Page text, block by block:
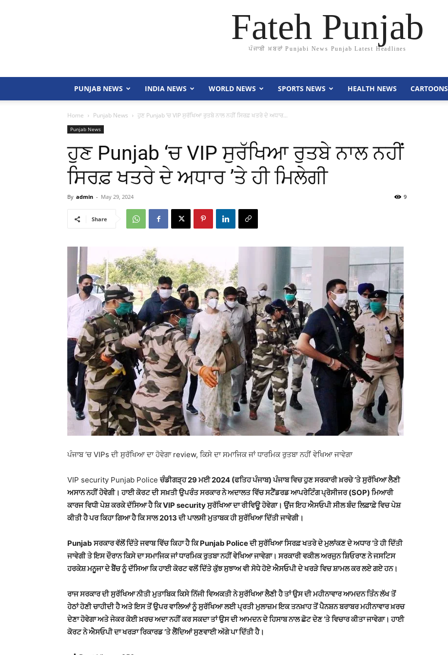
Fateh Punjab
ਪੰਜਾਬੀ ਖ਼ਬਰਾਂ Punjabi News Punjab Latest Headlines
PUNJAB NEWS INDIA NEWS WORLD NEWS SPORTS NEWS HEALTH NEWS CARTOONS
Home Punjab News ਹੁਣ Punjab ‘ਚ VIP ਸੁਰੱਖਿਆ ਰੁਤਬੇ ਨਾਲ ਨਹੀਂ ਸਿਰਫ਼ ਖਤਰੇ ਦੇ ਅਧਾਰ...
Punjab News
ਹੁਣ Punjab ‘ਚ VIP ਸੁਰੱਖਿਆ ਰੁਤਬੇ ਨਾਲ ਨਹੀਂ
ਸਿਰਫ਼ ਖਤਰੇ ਦੇ ਅਧਾਰ ’ਤੇ ਹੀ ਮਿਲੇਗੀ
By admin - May 29, 2024 9
Share
ਪੰਜਾਬ ’ਚ VIPs ਦੀ ਸੁਰੱਖਿਆ ਦਾ ਹੋਵੇਗਾ review, ਕਿਸੇ ਦਾ ਸਮਾਜਿਕ ਜਾਂ ਧਾਰਮਿਕ ਰੁਤਬਾ ਨਹੀਂ ਵੇਖਿਆ ਜਾਵੇਗਾ
VIP security Punjab Police ਚੰਡੀਗੜ੍ਹ 29 ਮਈ 2024 (ਫਤਿਹ ਪੰਜਾਬ) ਪੰਜਾਬ ਵਿਚ ਹੁਣ ਸਰਕਾਰੀ ਖ਼ਰਚੇ ’ਤੇ ਸੁਰੱਖਿਆ ਲੈਣੀ
ਅਸਾਨ ਨਹੀਂ ਹੋਵੇਗੀ। ਹਾਈ ਕੋਰਟ ਦੀ ਸਖ਼ਤੀ ਉਪਰੰਤ ਸਰਕਾਰ ਨੇ ਅਦਾਲਤ ਵਿੱਚ ਸਟੈਂਡਰਡ ਆਪਰੇਟਿੰਗ ਪ੍ਰੋਸੀਜਰ (SOP) ਮਿਆਰੀ
ਕਾਰਜ ਵਿਧੀ ਪੇਸ਼ ਕਰਕੇ ਦੱਸਿਆ ਹੈ ਕਿ VIP security ਸੁਰੱਖਿਆ ਦਾ ਰੀਵਿਊ ਹੋਵੇਗਾ। ਉਂਜ ਇਹ ਐਸਓਪੀ ਸੀਲ ਬੰਦ ਲਿਫ਼ਾਫ਼ੇ ਵਿਚ ਪੇਸ਼
ਕੀਤੀ ਹੈ ਪਰ ਕਿਹਾ ਗਿਆ ਹੈ ਕਿ ਸਾਲ 2013 ਦੀ ਪਾਲਸੀ ਮੁਤਾਬਕ ਹੀ ਸੁਰੱਖਿਆ ਦਿੱਤੀ ਜਾਵੇਗੀ।
Punjab ਸਰਕਾਰ ਵੱਲੋਂ ਦਿੱਤੇ ਜਵਾਬ ਵਿੱਚ ਕਿਹਾ ਹੈ ਕਿ Punjab Police ਦੀ ਸੁਰੱਖਿਆ ਸਿਰਫ਼ ਖਤਰੇ ਦੇ ਮੁਲਾਂਕਣ ਦੇ ਅਧਾਰ ’ਤੇ ਹੀ ਦਿੱਤੀ
ਜਾਵੇਗੀ ਤੇ ਇਸ ਦੌਰਾਨ ਕਿਸੇ ਦਾ ਸਮਾਜਿਕ ਜਾਂ ਧਾਰਮਿਕ ਰੁਤਬਾ ਨਹੀਂ ਵੇਖਿਆ ਜਾਵੇਗਾ। ਸਰਕਾਰੀ ਵਕੀਲ ਅਰਜੁਨ ਸ਼ਿਓਰਾਣ ਨੇ ਜਸਟਿਸ
ਹਰਕੇਸ਼ ਮਨੂਜਾ ਦੇ ਬੈਂਚ ਨੂੰ ਦੱਸਿਆ ਕਿ ਹਾਈ ਕੋਰਟ ਵਲੋਂ ਦਿੱਤੇ ਕੁੱਝ ਸੁਝਾਅ ਵੀ ਸੋਧੇ ਹੋਏ ਐਸਓਪੀ ਦੇ ਖਰੜੇ ਵਿਚ ਸ਼ਾਮਲ ਕਰ ਲਏ ਗਏ ਹਨ।
ਰਾਜ ਸਰਕਾਰ ਦੀ ਸੁਰੱਖਿਆ ਨੀਤੀ ਮੁਤਾਬਿਕ ਕਿਸੇ ਨਿੱਜੀ ਵਿਅਕਤੀ ਨੇ ਸੁਰੱਖਿਆ ਲੈਣੀ ਹੈ ਤਾਂ ਉਸ ਦੀ ਮਹੀਨਾਵਾਰ ਆਮਦਨ ਤਿੰਨ ਲੱਖ ਤੋਂ
ਹੇਠਾਂ ਹੋਣੀ ਚਾਹੀਦੀ ਹੈ ਅਤੇ ਇਸ ਤੋਂ ਉਪਰ ਵਾਲਿਆਂ ਨੂੰ ਸੁਰੱਖਿਆ ਲਈ ਪ੍ਰਤੀ ਮੁਲਾਜ਼ਮ ਇਕ ਤਨਖ਼ਾਹ ਤੋਂ ਪੈਨਸ਼ਨ ਬਰਾਬਰ ਮਹੀਨਾਵਾਰ ਖ਼ਰਚ
ਦੇਣਾ ਹੋਵੇਗਾ ਅਤੇ ਜੇਕਰ ਕੋਈ ਖ਼ਰਚ ਅਦਾ ਨਹੀਂ ਕਰ ਸਕਦਾ ਤਾਂ ਉਸ ਦੀ ਆਮਦਨ ਦੇ ਹਿਸਾਬ ਨਾਲ ਛੋਟ ਦੇਣ ’ਤੇ ਵਿਚਾਰ ਕੀਤਾ ਜਾਵੇਗਾ। ਹਾਈ
ਕੋਰਟ ਨੇ ਐਸਓਪੀ ਦਾ ਖਰੜਾ ਰਿਕਾਰਡ ’ਤੇ ਲੈਂਦਿਆਂ ਸੁਣਵਾਈ ਅੱਗੇ ਪਾ ਦਿੱਤੀ ਹੈ।